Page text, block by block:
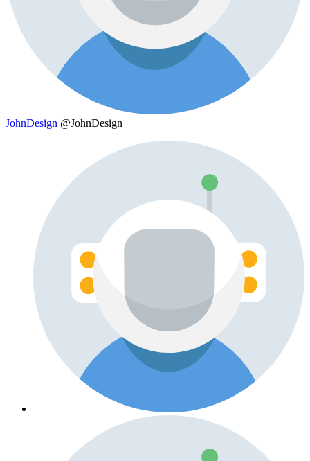
JohnDesign @JohnDesign